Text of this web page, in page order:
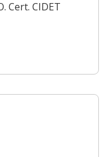
Cert. CIDET